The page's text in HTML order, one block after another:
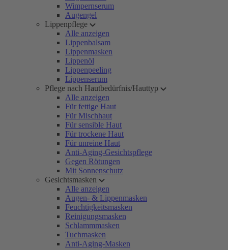
Wimpernserum
Augengel
Lippenpflege
Alle anzeigen
Lippenbalsam
Lippenmasken
Lippenöl
Lippenpeeling
Lippenserum
Pflege nach Hautbedürfnis/Hauttyp
Alle anzeigen
Für fettige Haut
Für Mischhaut
Für sensible Haut
Für trockene Haut
Für unreine Haut
Anti-Aging-Gesichtspflege
Gegen Rötungen
Mit Sonnenschutz
Gesichtsmasken
Alle anzeigen
Augen- & Lippenmasken
Feuchtigkeitsmasken
Reinigungsmasken
Schlammmasken
Tuchmasken
Anti-Aging-Masken